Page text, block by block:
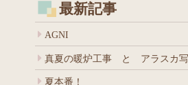
最新記事
AGNI
真夏の暖炉工事 と アラスカ
夏本番！